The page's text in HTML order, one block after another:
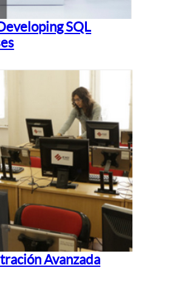
SQL
Avanzada